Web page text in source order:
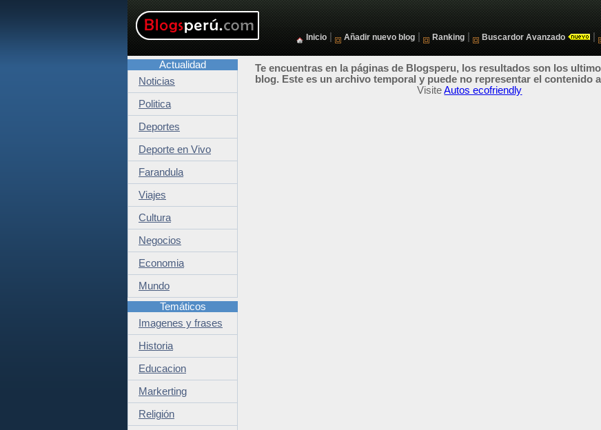
Inicio Añadir nuevo blog Ranking Buscardor Avanzado
Te encuentras en la páginas de Blogsperu, los resultados son los
blog. Este es un archivo temporal y puede no representar el contenido
VisiteAutos ecofriendly
Actualidad
Noticias
Politica
Deportes
Deporte en Vivo
Farandula
Viajes
Cultura
Negocios
Economia
Mundo
Temáticos
Imagenes y frases
Historia
Educacion
Markerting
Religión